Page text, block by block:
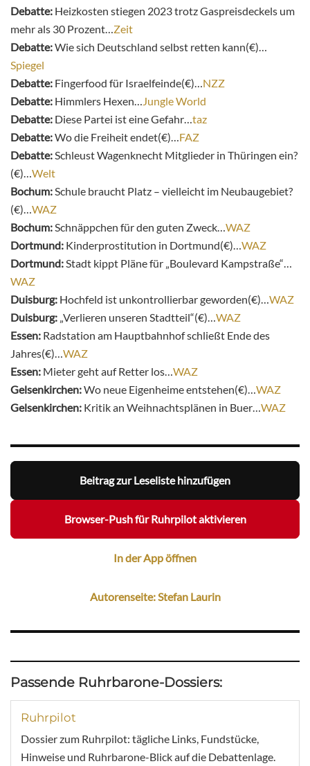
Debatte: Heizkosten stiegen 2023 trotz Gaspreisdeckels um
mehr als 30 Prozent… Zeit
Debatte:Wie sich Deutschland selbst retten kann(€)…
Spiegel
Debatte: Fingerfood für Israelfeinde(€)… NZZ
Debatte: Himmlers Hexen…
Jungle World
Debatte: Diese Partei ist eine Gefahr… taz
Debatte:Wo die Freiheit endet(€)… FAZ
Debatte: Schleust Wagenknecht Mitglieder in Thüringen ein?
(€)… Welt
Bochum: Schule braucht Platz – vielleicht im Neubaugebiet?
(€)… WAZ
Bochum: Schnäppchen für den guten Zweck… WAZ
Dortmund: Kinderprostitution in Dortmund(€)… WAZ
Dortmund: Stadt kippt Pläne für „Boulevard Kampstraße“…
WAZ
Duisburg: Hochfeld ist unkontrollierbar geworden(€)… WAZ
Duisburg: „Verlieren unseren Stadtteil“(€)… WAZ
Essen: Radstation am Hauptbahnhof schließt Ende des
Jahres(€)… WAZ
Essen: Mieter geht auf Retter los… WAZ
Gelsenkirchen:Wo neue Eigenheime entstehen(€)… WAZ
Gelsenkirchen: Kritik an Weihnachtsplänen in Buer… WAZ
Beitrag zur Leseliste hinzufügen
Browser-Push für Ruhrpilot aktivieren
In der App öffnen
Autorenseite: Stefan Laurin
Passende Ruhrbarone-Dossiers:
Ruhrpilot
Dossier zum Ruhrpilot: tägliche Links, Fundstücke,
Hinweise und Ruhrbarone-Blick auf die Debattenlage.